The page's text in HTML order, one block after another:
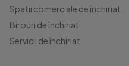
Spatii comerciale de închiriat
Birouri de închiriat
Servicii de închiriat